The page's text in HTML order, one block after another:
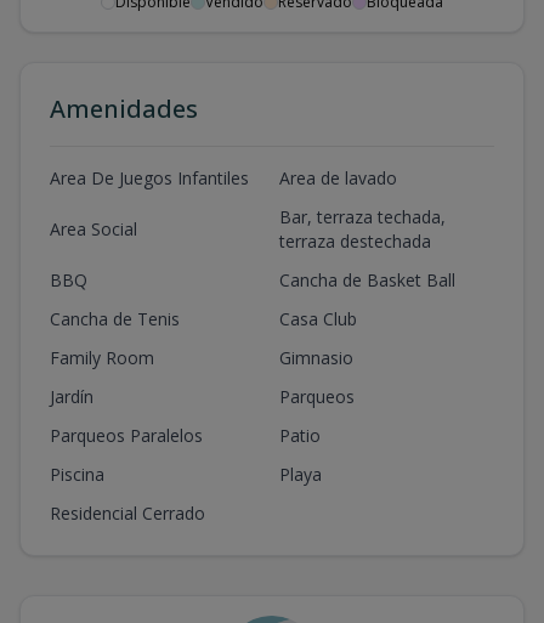
Amenidades
Area De Juegos Infantiles Area de lavado
Area Social
Bar, terraza techada,
terraza destechada
BBQ
Cancha de Basket Ball
Cancha de Tenis
Casa Club
Family Room
Gimnasio
Jardín
Parqueos
Parqueos Paralelos
Patio
Piscina
Playa
Residencial Cerrado